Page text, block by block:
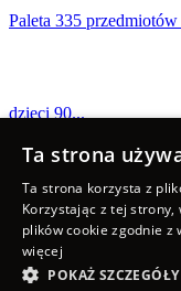
Paleta 335
dzieci 90...
Scroll to top
Ta strona
Ta strona korzysta z
Korzystając z tej strony,
plików cookie zgodnie
więcej
POKAŻ SZCZEGÓŁY